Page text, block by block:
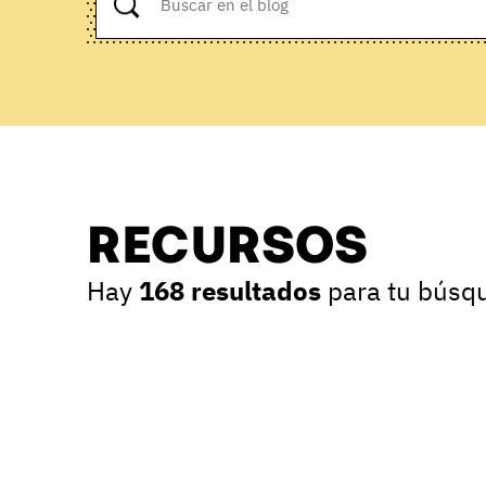
RECURSOS
Hay 168 resultados para tu